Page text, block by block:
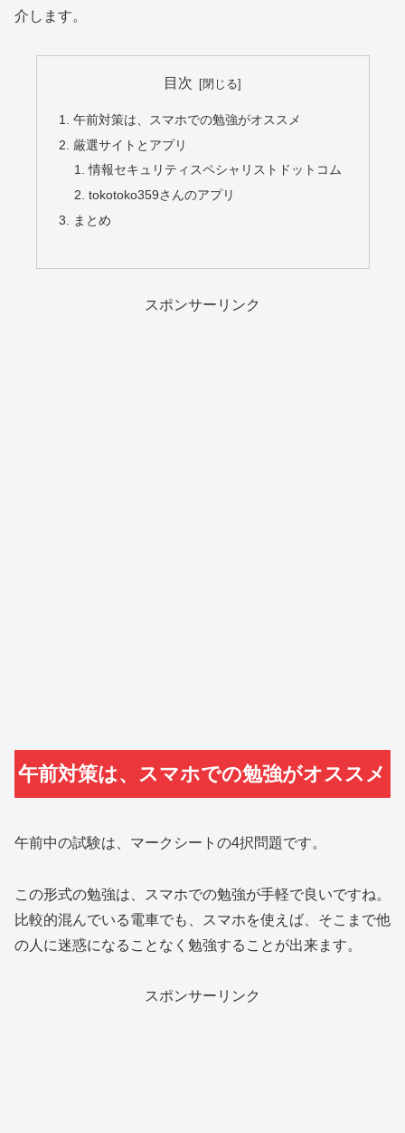
介します。
目次
午前対策は、スマホでの勉強がオススメ
厳選サイトとアプリ
情報セキュリティスペシャリストドットコム
tokotoko359さんのアプリ
まとめ
スポンサーリンク
午前対策は、スマホでの勉強がオススメ
午前中の試験は、マークシートの4択問題です。
この形式の勉強は、スマホでの勉強が手軽で良いですね。
比較的混んでいる電車でも、スマホを使えば、そこまで他
の人に迷惑になることなく勉強することが出来ます。
スポンサーリンク